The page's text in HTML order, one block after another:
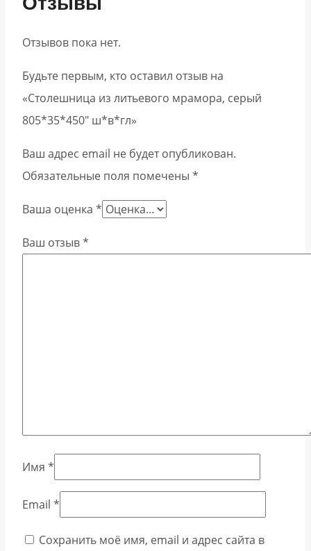
Отзывов пока нет.
Будьте первым, кто оставил отзыв на
«Столешница из литьевого мрамора, серый
805*35*450″ ш*в*гл»
Ваш адрес email не будет опубликован.
Обязательные поля помечены *
Ваша оценка *
Ваш отзыв*
Имя *
Email *
Сохранить моё имя, email и адрес сайта в